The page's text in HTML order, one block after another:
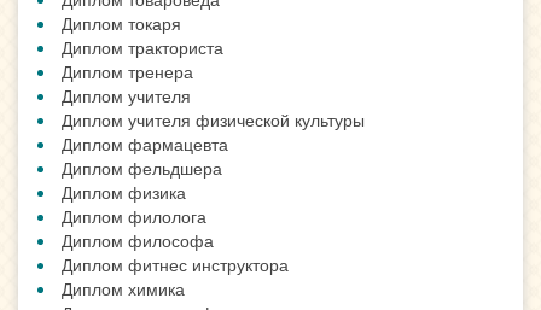
Диплом токаря
Диплом тракториста
Диплом тренера
Диплом учителя
Диплом учителя физической культуры
Диплом фармацевта
Диплом фельдшера
Диплом физика
Диплом филолога
Диплом философа
Диплом фитнес инструктора
Диплом химика